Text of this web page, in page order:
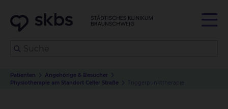
Patienten
Angehörige & Besucher
Physiotherapie am Standort Celler Straße
Triggerpunkttherapie